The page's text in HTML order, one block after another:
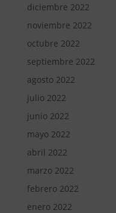
diciembre 2022
noviembre 2022
octubre 2022
septiembre 2022
agosto 2022
julio 2022
junio 2022
mayo 2022
abril 2022
marzo 2022
febrero 2022
enero 2022